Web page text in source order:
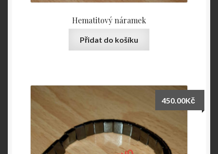
Hematitový náramek
Přidat do košíku
450.00Kč